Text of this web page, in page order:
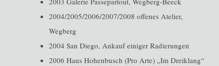
2004/2005/2006/2007/2008 offenes Atelier,
Wegberg
2004 San Diego, Ankauf einiger Radierungen
2006 Haus Hohenbusch (Pro Arte) „Im Dreiklang“